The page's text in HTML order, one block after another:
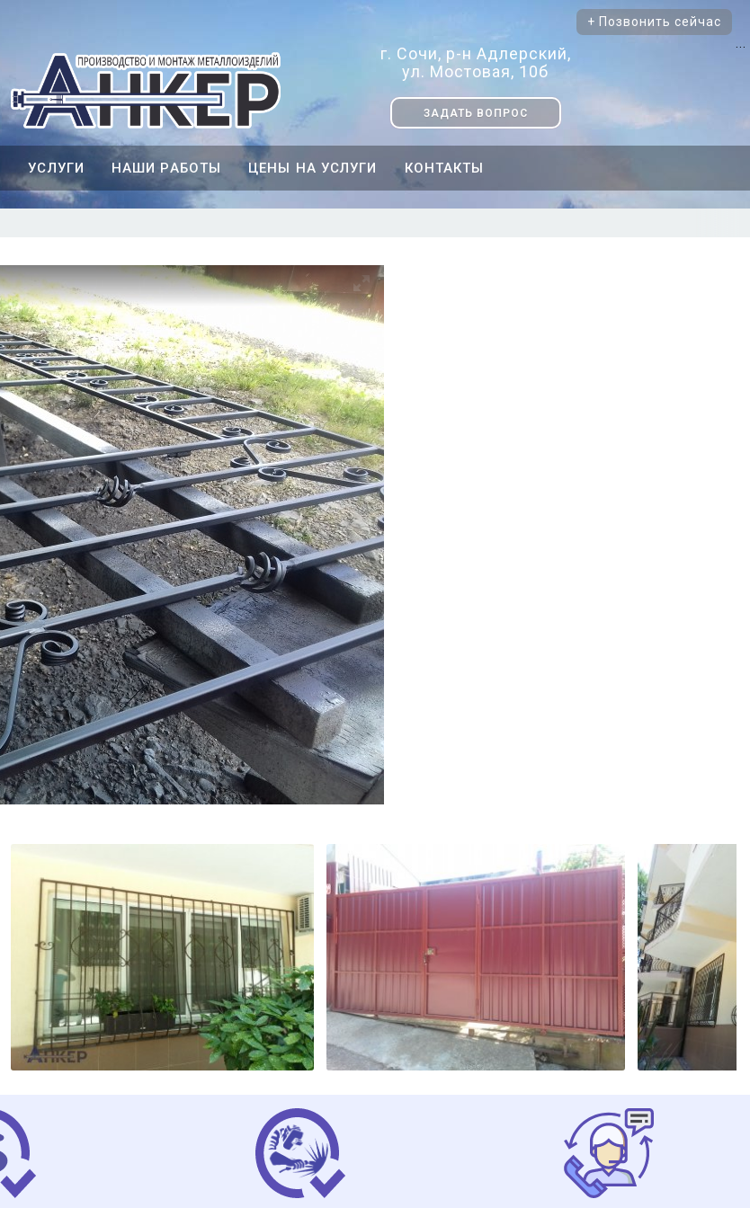
+ Позвонить сейчас
г. Сочи, р-н Адлерский,
ул. Мостовая, 10б
ЗАДАТЬ ВОПРОС
УСЛУГИ НАШИ РАБОТЫ ЦЕНЫ НА УСЛУГИ КОНТАКТЫ